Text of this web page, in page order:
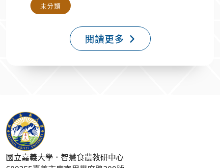
未分類
閱讀更多
國立嘉義大學．智慧食農教研中心